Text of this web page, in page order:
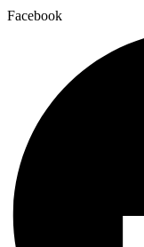
Facebook